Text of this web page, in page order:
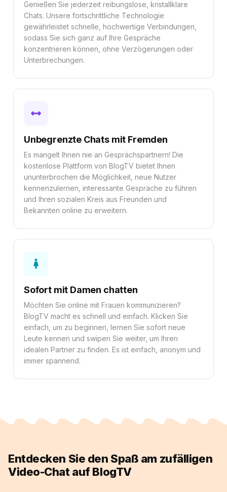
Genießen Sie jederzeit reibungslose, kristallklare
Chats. Unsere fortschrittliche Technologie
gewährleistet schnelle, hochwertige Verbindungen,
sodass Sie sich ganz auf Ihre Gespräche
konzentrieren können, ohne Verzögerungen oder
Unterbrechungen.
Unbegrenzte Chats mit Fremden
Es mangelt Ihnen nie an Gesprächspartnern! Die
kostenlose Plattform von BlogTV bietet Ihnen
ununterbrochen die Möglichkeit, neue Nutzer
kennenzulernen, interessante Gespräche zu führen
und Ihren sozialen Kreis aus Freunden und
Bekannten online zu erweitern.
Sofort mit Damen chatten
Möchten Sie online mit Frauen kommunizieren?
BlogTV macht es schnell und einfach. Klicken Sie
einfach, um zu beginnen, lernen Sie sofort neue
Leute kennen und swipen Sie weiter, um Ihren
idealen Partner zu finden. Es ist einfach, anonym und
immer spannend.
Entdecken Sie den Spaß am zufälligen
Video-Chat auf BlogTV